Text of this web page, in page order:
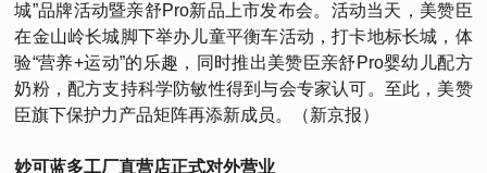
城”品牌活动暨亲舒Pro新品上市发布会。活动当天，美赞臣
在金山岭长城脚下举办儿童平衡车活动，打卡地标长城，体
验“营养+运动”的乐趣，同时推出美赞臣亲舒Pro婴幼儿配方
奶粉，配方支持科学防敏性得到与会专家认可。至此，美赞
臣旗下保护力产品矩阵再添新成员。（新京报）
妙可蓝多工厂直营店正式对外营业